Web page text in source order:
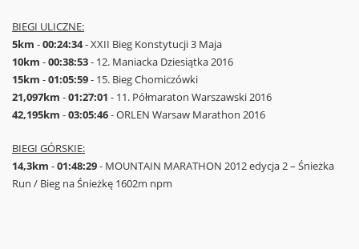
BIEGI ULICZNE:
5km -00:24:34- XXII Bieg Konstytucji 3 Maja
10km -00:38:53- 12. Maniacka Dziesiątka 2016
15km -01:05:59- 15. Bieg Chomiczówki
21,097km -01:27:01 - 11. Półmaraton Warszawski 2016
42,195km -03:05:46- ORLEN Warsaw Marathon 2016
BIEGI GÓRSKIE:
14,3km -01:48:29- MOUNTAIN MARATHON 2012 edycja 2 – Śnieżka
Run / Bieg na Śnieżkę 1602m npm